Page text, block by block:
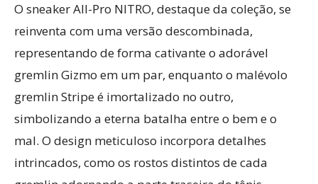
O sneaker All-Pro NITRO, destaque da coleção, se
reinventa com uma versão descombinada,
representando de forma cativante o adorável
gremlin Gizmo em um par, enquanto o malévolo
gremlin Stripe é imortalizado no outro,
simbolizando a eterna batalha entre o bem e o
mal. O design meticuloso incorpora detalhes
intrincados, como os rostos distintos de cada